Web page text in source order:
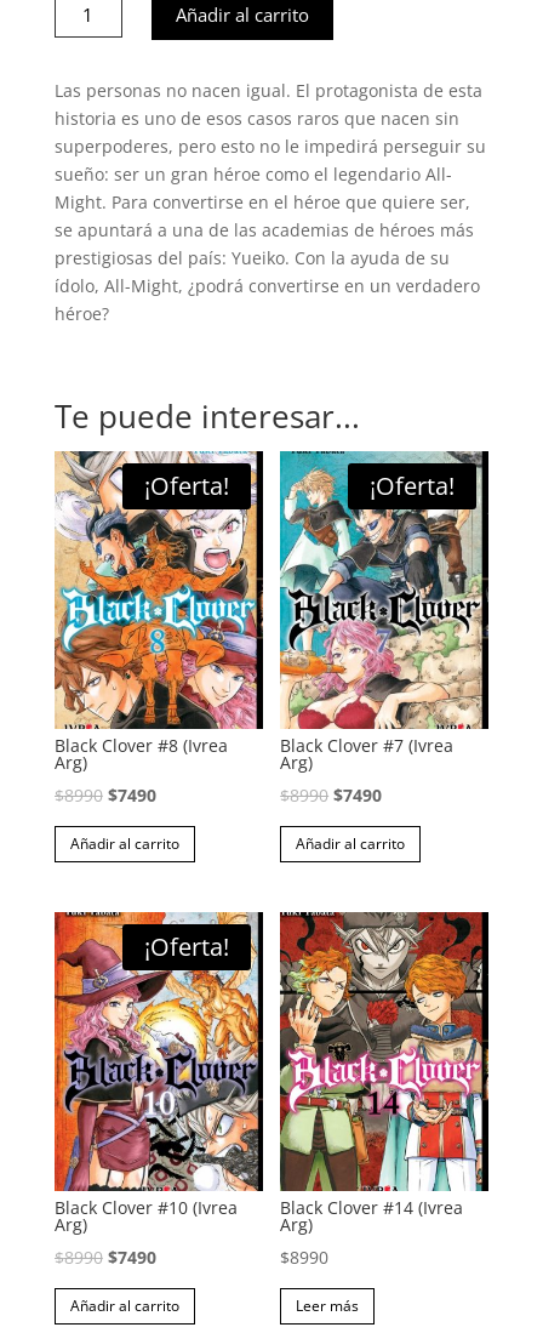
hero
-
Boku
No
Hero
Academia
#26
(Ivrea
Arg)
cantidad
Añadir al carrito
Las personas no nacen igual. El protagonista de esta
historia es uno de esos casos raros que nacen sin
superpoderes, pero esto no le impedirá perseguir su
sueño: ser un gran héroe como el legendario All-
Might. Para convertirse en el héroe que quiere ser,
se apuntará a una de las academias de héroes más
prestigiosas del país: Yueiko. Con la ayuda de su
ídolo, All-Might, ¿podrá convertirse en un verdadero
héroe?
Te puede interesar...
¡Oferta!
Black Clover #8 (Ivrea
Arg)
$8990 El
precio
original
$8990.
$7490El
precio
actual
$7490.
Añadir al carrito
¡Oferta!
Black Clover #7 (Ivrea
Arg)
$8990 El
precio
original
$8990.
$7490El
precio
actual
$7490.
Añadir al carrito
¡Oferta!
Black Clover #10 (Ivrea
Arg)
$8990 El
precio
original
$7490El
precio
actual
Añadir al carrito
Black Clover #14 (Ivrea
Arg)
$8990
Leer más